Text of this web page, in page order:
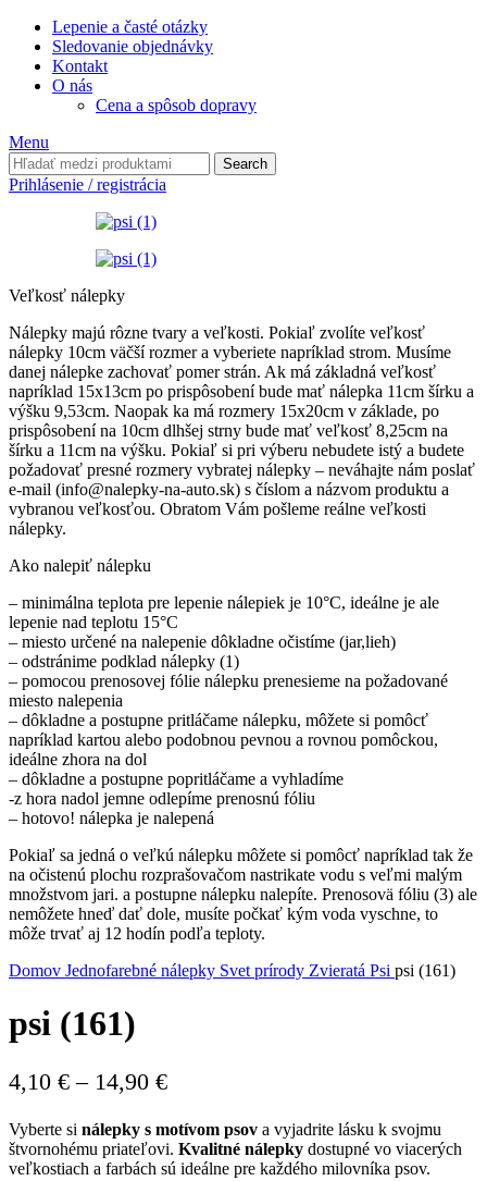
Lepenie a časté otázky
Sledovanie objednávky
Kontakt
O nás
Cena a spôsob dopravy
Menu
Search
Prihlásenie / registrácia
Veľkosť nálepky
Nálepky majú rôzne tvary a veľkosti. Pokiaľ zvolíte veľkosť
nálepky 10cm väčší rozmer a vyberiete napríklad strom. Musíme
danej nálepke zachovať pomer strán. Ak má základná veľkosť
napríklad 15x13cm po prispôsobení bude mať nálepka 11cm šírku a
výšku 9,53cm. Naopak ka má rozmery 15x20cm v základe, po
prispôsobení na 10cm dlhšej strny bude mať veľkosť 8,25cm na
šírku a 11cm na výšku. Pokiaľ si pri výberu nebudete istý a budete
požadovať presné rozmery vybratej nálepky – neváhajte nám poslať
e-mail (info@nalepky-na-auto.sk) s číslom a názvom produktu a
vybranou veľkosťou. Obratom Vám pošleme reálne veľkosti
nálepky.
Ako nalepiť nálepku
– minimálna teplota pre lepenie nálepiek je 10°C, ideálne je ale
lepenie nad teplotu 15°C
– miesto určené na nalepenie dôkladne očistíme (jar,lieh)
– odstránime podklad nálepky (1)
– pomocou prenosovej fólie nálepku prenesieme na požadované
miesto nalepenia
– dôkladne a postupne pritláčame nálepku, môžete si pomôcť
napríklad kartou alebo podobnou pevnou a rovnou pomôckou,
ideálne zhora na dol
– dôkladne a postupne popritláčame a vyhladíme
-z hora nadol jemne odlepíme prenosnú fóliu
– hotovo! nálepka je nalepená
Pokiaľ sa jedná o veľkú nálepku môžete si pomôcť napríklad tak že
na očistenú plochu rozprašovačom nastrikate vodu s veľmi malým
množstvom jari. a postupne nálepku nalepíte. Prenosovä fóliu (3) ale
nemôžete hneď dať dole, musíte počkať kým voda vyschne, to
môže trvať aj 12 hodín podľa teploty.
Domov Jednofarebné nálepky Svet prírody Zvieratá Psi psi (161)
psi (161)
4,10 € – 14,90 €Price
4,10 €
through
Vyberte si nálepky s motívom psov a vyjadrite lásku k svojmu
štvornohému priateľovi. Kvalitné nálepky dostupné vo viacerých
veľkostiach a farbách sú ideálne pre každého milovníka psov.